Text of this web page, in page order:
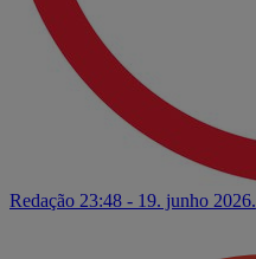
Redação 23:48 - 19. junho 2026.